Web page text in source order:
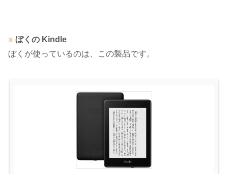
■ ぼくの Kindle
ぼくが使っているのは、この製品です。